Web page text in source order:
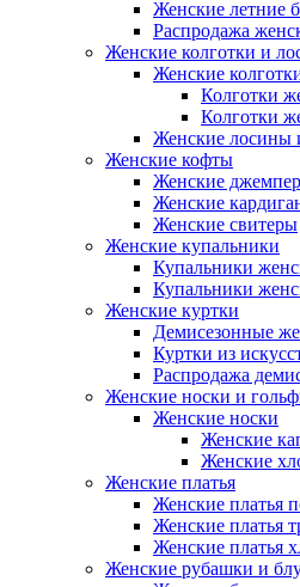
Женские летние
Распродажа
Женские колготки и
Женские
Колготки
Колготки
Женские лосины
Женские кофты
Женские
Женские
Женские свитеры
Женские купальники
Купальники
Купальники
Женские куртки
Демисезонные
Куртки из
Распродажа
Женские носки и
Женские носки
Женские
Женские
Женские платья
Женские платья
Женские платья
Женские платья
Женские рубашки и